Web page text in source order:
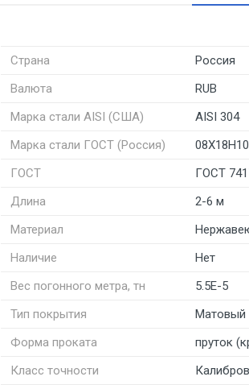
Страна
Россия
Валюта
RUB
Марка стали AISI (США)
AISI 304
Марка стали ГОСТ (Россия)
08Х18Н10
ГОСТ
ГОСТ
Длина
2-6 м
Материал
Наличие
Нет
Вес погонного метра, тн
5.5E-5
Тип покрытия
Матовый
Форма проката
пруток
Класс точности